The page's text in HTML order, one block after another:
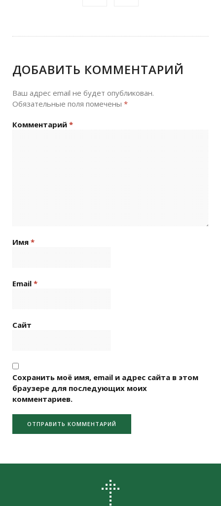
NAVIGATION
ДОБАВИТЬ КОММЕНТАРИЙ
Ваш адрес email не будет опубликован.
Обязательные поля помечены *
Комментарий *
Имя *
Email *
Сайт
Сохранить моё имя, email и адрес сайта в этом
браузере для последующих моих
комментариев.